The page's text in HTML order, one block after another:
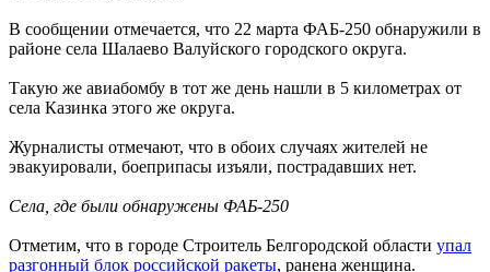
В сообщении отмечается, что 22 марта ФАБ-250 обнаружили в
районе села Шалаево Валуйского городского округа.
Такую же авиабомбу в тот же день нашли в 5 километрах от
села Казинка этого же округа.
Журналисты отмечают, что в обоих случаях жителей не
эвакуировали, боеприпасы изъяли, пострадавших нет.
Села, где были обнаружены ФАБ-250
Отметим, что в городе Строитель Белгородской области упал
разгонный блок российской ракеты, ранена женщина.